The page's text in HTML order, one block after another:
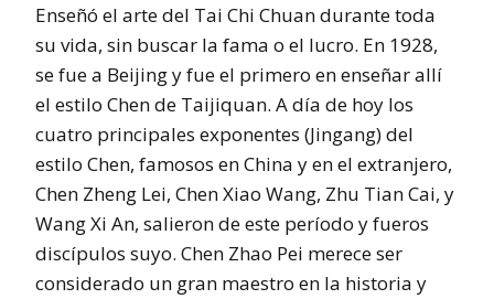
Enseñó el arte del Tai Chi Chuan durante toda
su vida, sin buscar la fama o el lucro. En 1928,
se fue a Beijing y fue el primero en enseñar allí
el estilo Chen de Taijiquan. A día de hoy los
cuatro principales exponentes (Jingang) del
estilo Chen, famosos en China y en el extranjero,
Chen Zheng Lei, Chen Xiao Wang, Zhu Tian Cai, y
Wang Xi An, salieron de este período y fueros
discípulos suyo. Chen Zhao Pei merece ser
considerado un gran maestro en la historia y